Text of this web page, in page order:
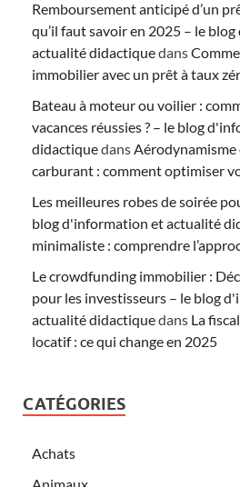
Remboursement anticipé d’un
qu’il faut savoir en 2025 – le
actualité didactiquedans
immobilier avec un prêt à taux
Bateau à moteur ou voilier :
vacances réussies ? – le blog
didactiquedans
carburant : comment optimiser
Les meilleures robes de soirée
blog d'information et actualité
minimaliste : comprendre
Le crowdfunding immobilier :
pour les investisseurs – le blog
actualité didactiquedans La
locatif : ce qui change en 2025
CATÉGORIES
Achats
Animaux